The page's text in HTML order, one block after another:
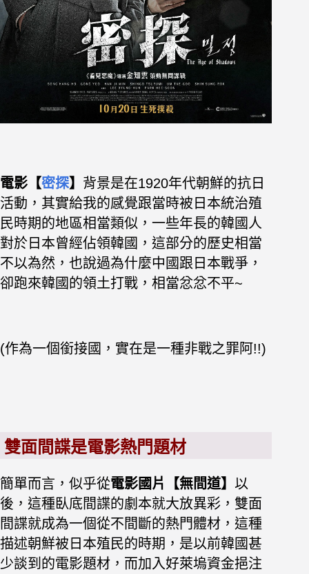
電影【密探】 背景是在1920年代朝鮮的抗日
活動，其實給我的感覺跟當時被日本統治殖
民時期的地區相當類似，一些年長的韓國人
對於日本曾經佔領韓國，這部分的歷史相當
不以為然，也說過為什麼中國跟日本戰爭，
卻跑來韓國的領土打戰，相當忿忿不平~
(作為一個銜接國，實在是一種非戰之罪阿!!)
雙面間諜是電影熱門題材
簡單而言，似乎從電影國片 【無間道】 以
後， 這種臥底間諜的劇本就大放異彩， 雙面
間諜就成為一個從不間斷的熱門體材， 這種
描述朝鮮被日本殖民的時期 ，是以前韓國甚
少談到的電影題材， 而加入好萊塢資金挹注